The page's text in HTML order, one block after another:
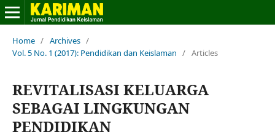
Home / Archives /
Vol. 5 No. 1 (2017): Pendidikan dan Keislaman / Articles
REVITALISASI KELUARGA
SEBAGAI LINGKUNGAN
PENDIDIKAN